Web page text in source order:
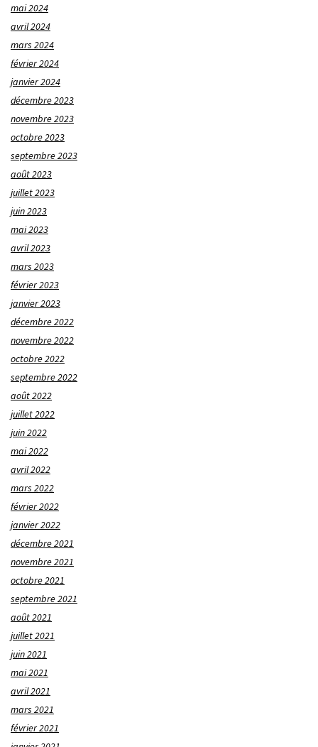
mai 2024
avril 2024
mars 2024
février 2024
janvier 2024
décembre 2023
novembre 2023
octobre 2023
septembre 2023
août 2023
juillet 2023
juin 2023
mai 2023
avril 2023
mars 2023
février 2023
janvier 2023
décembre 2022
novembre 2022
octobre 2022
septembre 2022
août 2022
juillet 2022
juin 2022
mai 2022
avril 2022
mars 2022
février 2022
janvier 2022
décembre 2021
novembre 2021
octobre 2021
septembre 2021
août 2021
juillet 2021
juin 2021
mai 2021
avril 2021
mars 2021
février 2021